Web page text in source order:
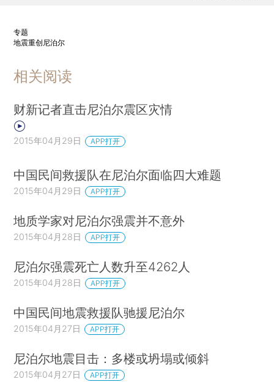
专题
地震重创尼泊尔
相关阅读
财新记者直击尼泊尔震区灾情
2015年04月29日 APP打开
中国民间救援队在尼泊尔面临四大难题
2015年04月29日 APP打开
地质学家对尼泊尔强震并不意外
2015年04月28日 APP打开
尼泊尔强震死亡人数升至4262人
2015年04月28日 APP打开
中国民间地震救援队驰援尼泊尔
2015年04月27日 APP打开
尼泊尔地震目击：多楼或坍塌或倾斜
2015年04月27日 APP打开